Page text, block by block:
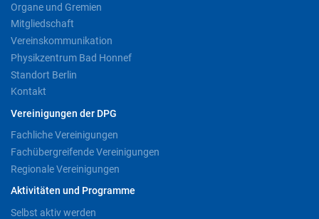
Organe und Gremien
Mitgliedschaft
Vereinskommunikation
Physikzentrum Bad Honnef
Standort Berlin
Kontakt
Vereinigungen der DPG
Fachliche Vereinigungen
Fachübergreifende Vereinigungen
Regionale Vereinigungen
Aktivitäten und Programme
Selbst aktiv werden